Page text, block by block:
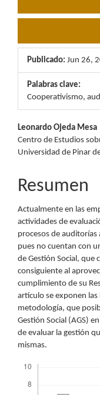
lateral
artículo
Publicado: Jun 26,
Palabras clave:
Cooperativismo,
Contenido
principal
artículo
Leonardo Ojeda Mesa
Centro de Estudios
Universidad de Pinar
Resumen
Actualmente en las
actividades de
procesos de
pues no cuentan con
de Gestión Social, que
consiguiente al
cumplimiento de su
artículo se exponen
metodología, que
Gestión Social (AGS)
de evaluar la gestión
mismas.